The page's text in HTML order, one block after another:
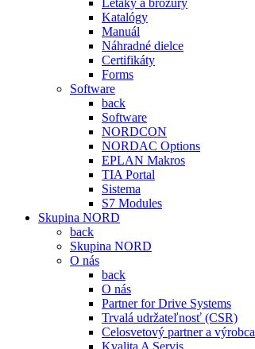
Letáky a brožúry
Katalógy
Manuál
Náhradné dielce
Certifikáty
Forms
Software
back
Software
NORDCON
NORDAC Options
EPLAN Makros
TIA Portal
Sistema
S7 Modules
Skupina NORD
back
Skupina NORD
O nás
back
O nás
Partner for Drive Systems
Trvalá udržateľnosť (CSR)
Celosvetový partner a výrobca
Kvalita A Servis